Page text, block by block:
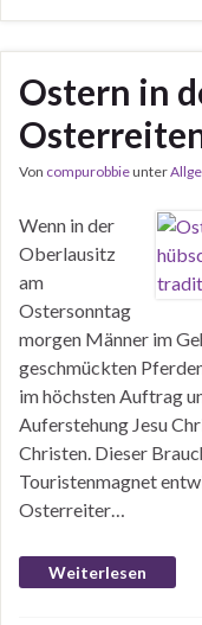
Ostern in
Von compurobbieunter
Wenn in der
Oberlausitz
am
Ostersonntag
morgen Männer im
geschmückten
im höchsten Auftrag
Auferstehung Jesu
Christen. Dieser
Touristenmagnet
Osterreiter…
Weiterlesen